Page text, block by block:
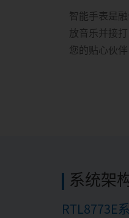
智能手表是
放音乐并接
您的贴心伙
系统架
RTL8773E